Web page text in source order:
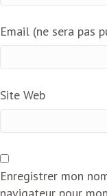
Email (ne sera pas
Site Web
Enregistrer mon
navigateur pour